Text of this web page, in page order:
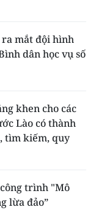
mắt đội hình
dân học vụ số
khen cho các
Lào có thành
tìm kiếm, quy
trình "Mô
lừa đảo”